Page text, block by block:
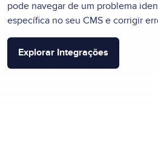
pode navegar de um problema
específica no seu CMS e corrigir
Explorar Integrações